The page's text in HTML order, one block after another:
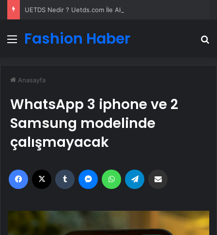
Menü
Fashion Haber
Anasayfa
WhatsApp 3 iphone ve 2
Samsung modelinde
çalışmayacak
Facebook Tumblr MessengerWhatsApp